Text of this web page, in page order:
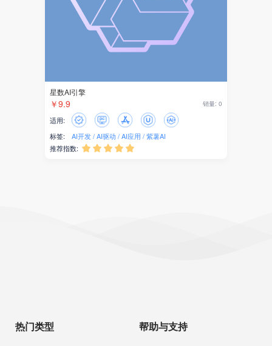
星数AI引擎
￥9.9 销量: 0
适用:
标签:
AI开发 AI驱动 AI应用
紫薯AI
推荐指数:     
热门类型 帮助与支持